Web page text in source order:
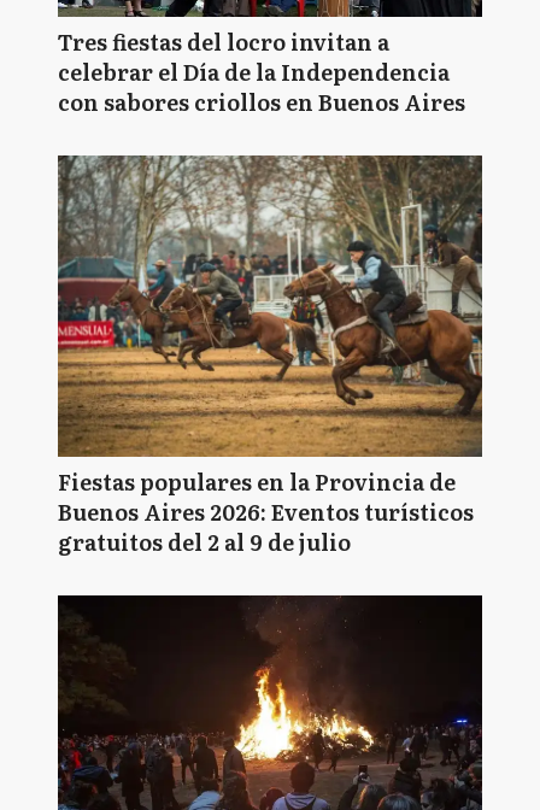
Tres fiestas del locro invitan a
celebrar el Día de la Independencia
con sabores criollos en Buenos Aires
Fiestas populares en la Provincia de
Buenos Aires 2026: Eventos turísticos
gratuitos del 2 al 9 de julio